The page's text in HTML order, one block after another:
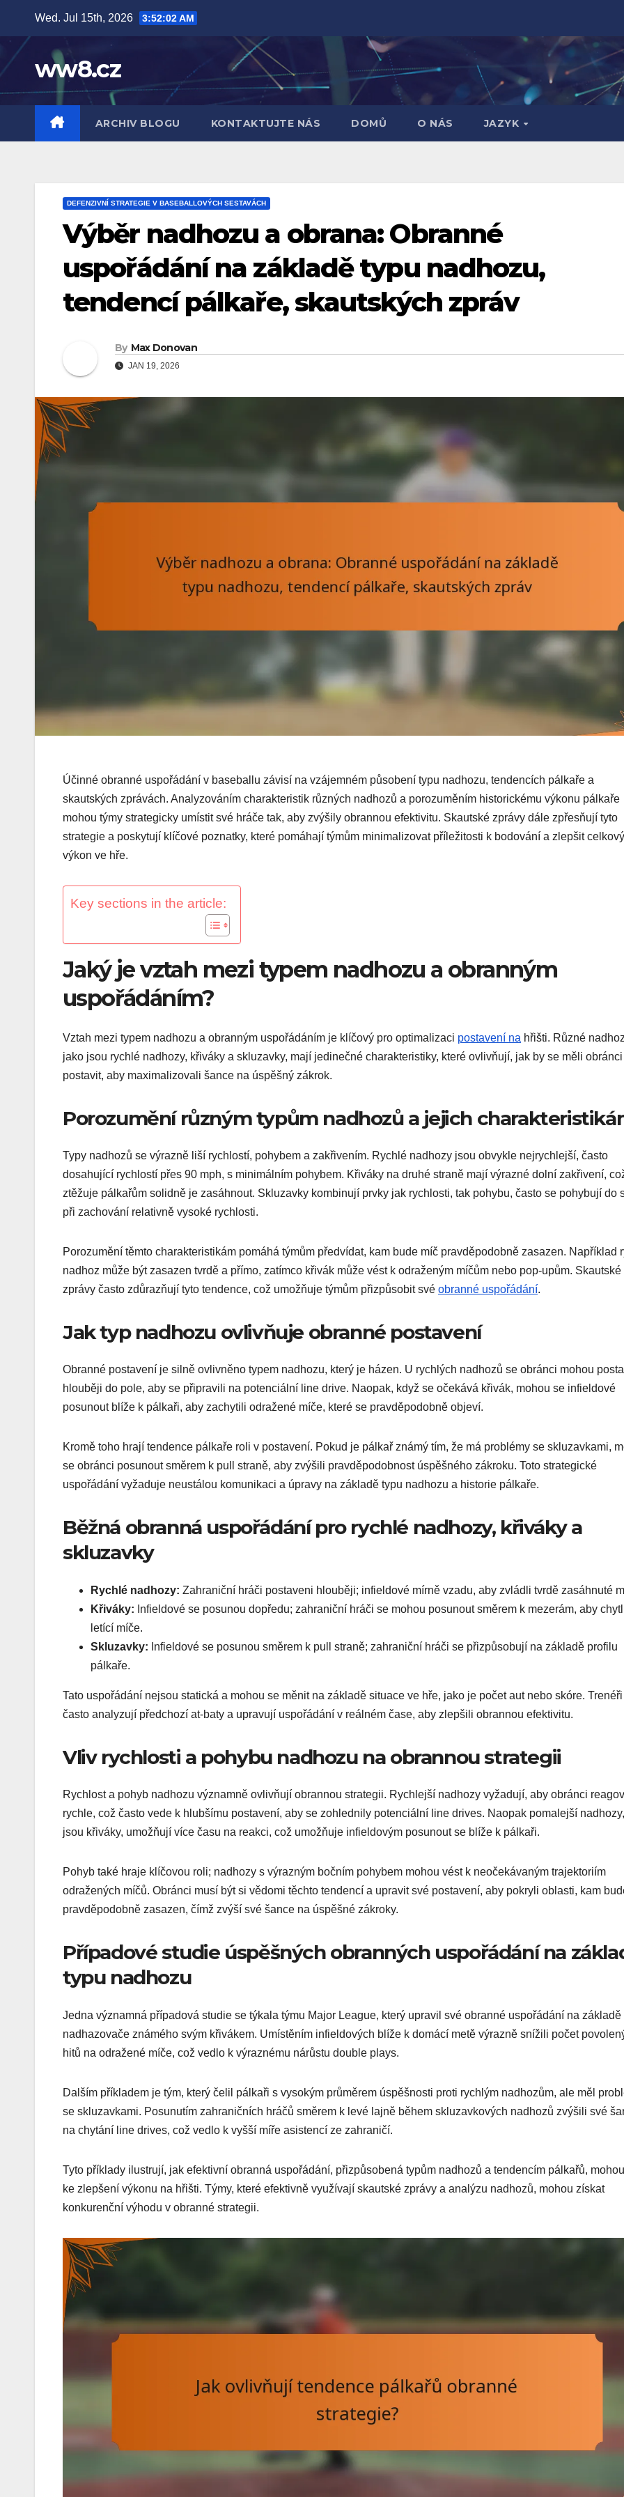
content
Wed. Jul 15th, 2026 3:52:03 AM
ww8.cz
ARCHIV BLOGU KONTAKTUJTE NÁS DOMŮ O NÁS JAZYK
DEFENZIVNÍ STRATEGIE V BASEBALLOVÝCH SESTAVÁCH
Výběr nadhozu a obrana: Obranné
uspořádání na základě typu nadhozu,
tendencí pálkaře, skautských zpráv
By Max Donovan
JAN 19, 2026
Účinné obranné uspořádání v baseballu závisí na vzájemném působení typu nadhozu, tendencích pálkaře a
skautských zprávách. Analyzováním charakteristik různých nadhozů a porozuměním historickému výkonu pálkaře
mohou týmy strategicky umístit své hráče tak, aby zvýšily obrannou efektivitu. Skautské zprávy dále zpřesňují tyto
strategie a poskytují klíčové poznatky, které pomáhají týmům minimalizovat příležitosti k bodování a zlepšit celkový
výkon ve hře.
Key sections in the article:
Jaký je vztah mezi typem nadhozu a obranným
uspořádáním?
Vztah mezi typem nadhozu a obranným uspořádáním je klíčový pro optimalizaci postavení na hřišti. Různé
jako jsou rychlé nadhozy, křiváky a skluzavky, mají jedinečné charakteristiky, které ovlivňují, jak by se měli obránci
postavit, aby maximalizovali šance na úspěšný zákrok.
Porozumění různým typům nadhozů a jejich
Typy nadhozů se výrazně liší rychlostí, pohybem a zakřivením. Rychlé nadhozy jsou obvykle nejrychlejší, často
dosahující rychlostí přes 90 mph, s minimálním pohybem. Křiváky na druhé straně mají výrazné dolní zakřivení,
ztěžuje pálkařům solidně je zasáhnout. Skluzavky kombinují prvky jak rychlosti, tak pohybu, často se pohybují do
při zachování relativně vysoké rychlosti.
Porozumění těmto charakteristikám pomáhá týmům předvídat, kam bude míč pravděpodobně zasazen. Například
nadhoz může být zasazen tvrdě a přímo, zatímco křivák může vést k odraženým míčům nebo pop-upům. Skautské
zprávy často zdůrazňují tyto tendence, což umožňuje týmům přizpůsobit své obranné uspořádání.
Jak typ nadhozu ovlivňuje obranné postavení
Obranné postavení je silně ovlivněno typem nadhozu, který je házen. U rychlých nadhozů se obránci mohou
hlouběji do pole, aby se připravili na potenciální line drive. Naopak, když se očekává křivák, mohou se infieldové
posunout blíže k pálkaři, aby zachytili odražené míče, které se pravděpodobně objeví.
Kromě toho hrají tendence pálkaře roli v postavení. Pokud je pálkař známý tím, že má problémy se skluzavkami,
se obránci posunout směrem k pull straně, aby zvýšili pravděpodobnost úspěšného zákroku. Toto strategické
uspořádání vyžaduje neustálou komunikaci a úpravy na základě typu nadhozu a historie pálkaře.
Běžná obranná uspořádání pro rychlé nadhozy, křiváky a
skluzavky
Rychlé nadhozy: Zahraniční hráči postaveni hlouběji; infieldové mírně vzadu, aby zvládli tvrdě zasáhnuté
Křiváky: Infieldové se posunou dopředu; zahraniční hráči se mohou posunout směrem k mezerám, aby
letící míče.
Skluzavky: Infieldové se posunou směrem k pull straně; zahraniční hráči se přizpůsobují na základě profilu
pálkaře.
Tato uspořádání nejsou statická a mohou se měnit na základě situace ve hře, jako je počet aut nebo skóre. Trenéři
často analyzují předchozí at-baty a upravují uspořádání v reálném čase, aby zlepšili obrannou efektivitu.
Vliv rychlosti a pohybu nadhozu na obrannou strategii
Rychlost a pohyb nadhozu významně ovlivňují obrannou strategii. Rychlejší nadhozy vyžadují, aby obránci
rychle, což často vede k hlubšímu postavení, aby se zohlednily potenciální line drives. Naopak pomalejší
jsou křiváky, umožňují více času na reakci, což umožňuje infieldovým posunout se blíže k pálkaři.
Pohyb také hraje klíčovou roli; nadhozy s výrazným bočním pohybem mohou vést k neočekávaným trajektoriím
odražených míčů. Obránci musí být si vědomi těchto tendencí a upravit své postavení, aby pokryli oblasti, kam
pravděpodobně zasazen, čímž zvýší své šance na úspěšné zákroky.
Případové studie úspěšných obranných uspořádání na
typu nadhozu
Jedna významná případová studie se týkala týmu Major League, který upravil své obranné uspořádání na základě
nadhazovače známého svým křivákem. Umístěním infieldových blíže k domácí metě výrazně snížili počet
hitů na odražené míče, což vedlo k výraznému nárůstu double plays.
Dalším příkladem je tým, který čelil pálkaři s vysokým průměrem úspěšnosti proti rychlým nadhozům, ale měl
se skluzavkami. Posunutím zahraničních hráčů směrem k levé lajně během skluzavkových nadhozů zvýšili své
na chytání line drives, což vedlo k vyšší míře asistencí ze zahraničí.
Tyto příklady ilustrují, jak efektivní obranná uspořádání, přizpůsobená typům nadhozů a tendencím pálkařů,
ke zlepšení výkonu na hřišti. Týmy, které efektivně využívají skautské zprávy a analýzu nadhozů, mohou získat
konkurenční výhodu v obranné strategii.